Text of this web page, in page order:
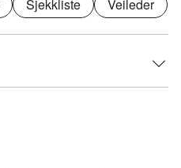
Sjekkliste Veileder